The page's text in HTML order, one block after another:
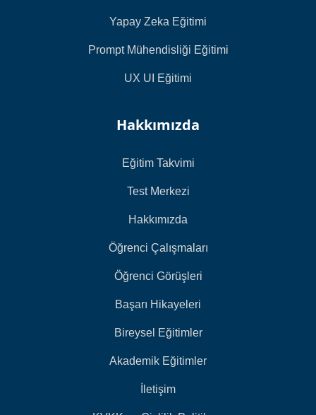
Yapay Zeka Eğitimi
Prompt Mühendisliği Eğitimi
UX UI Eğitimi
Hakkımızda
Eğitim Takvimi
Test Merkezi
Hakkımızda
Öğrenci Çalışmaları
Öğrenci Görüşleri
Başarı Hikayeleri
Bireysel Eğitimler
Akademik Eğitimler
İletişim